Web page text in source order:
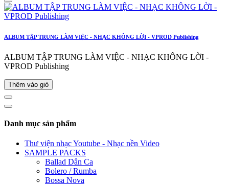
ALBUM TẬP TRUNG LÀM VIỆC - NHẠC KHÔNG LỜI - VPROD Publishing
ALBUM TẬP TRUNG LÀM VIỆC - NHẠC KHÔNG LỜI -
VPROD Publishing
Thêm vào giỏ
Danh mục sản phẩm
Thư viện nhạc Youtube - Nhạc nền Video
SAMPLE PACKS
Ballad Dân Ca
Bolero / Rumba
Bossa Nova